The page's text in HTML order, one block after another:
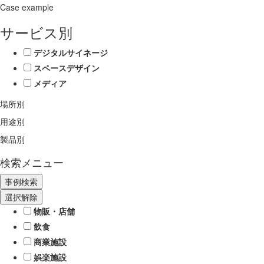
Case example
サービス別
デジタルサイネージ
スペースデザイン
メディア
場所別
用途別
製品別
検索メニュー
選択解除
物販・店舗
飲食
商業施設
娯楽施設